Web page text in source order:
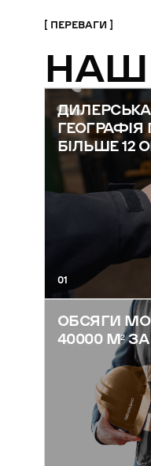
ПЕРЕВАГИ
БІЛЬШЕ 12
01
ОБСЯГИ
40000 М² ЗА